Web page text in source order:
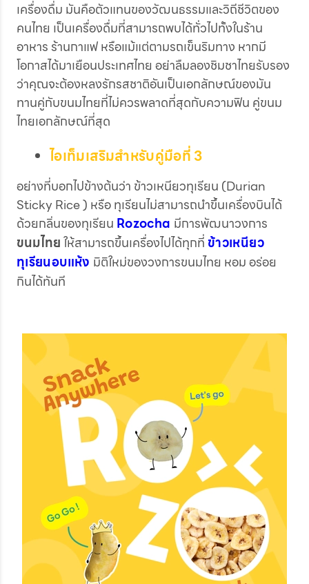
เครื่องดื่ม มันคือตัวแทนของวัฒนธรรมและวิถีชีวิตของ
คนไทย เป็นเครื่องดื่มที่สามารถพบได้ทั่วไปทั้งในร้าน
อาหาร ร้านกาแฟ หรือแม้แต่ตามรถเข็นริมทาง หากมี
โอกาสได้มาเยือนประเทศไทย อย่าลืมลองชิมชาไทยรับรอง
ว่าคุณจะต้องหลงรักรสชาติอันเป็นเอกลักษณ์ของมัน
ทานคู่กับขนมไทยที่ไม่ควรพลาดที่สุดกับความฟิน คู่ขนม
ไทยเอกลักษณ์ที่สุด
ไอเท็มเสริมสำหรับคู่มือที่ 3
อย่างที่บอกไปข้างต้นว่า ข้าวเหนียวทุเรียน (Durian
Sticky Rice ) หรือ ทุเรียนไม่สามารถนำขึ้นเครื่องบินได้
ด้วยกลิ่นของทุเรียน Rozocha มีการพัฒนาวงการ
ขนมไทยให้สามารถขึ้นเครื่องไปได้ทุกที่ ข้าวเหนียว
ทุเรียนอบแห้ง มิติใหม่ของวงการขนมไทย หอม อร่อย
กินได้ทันที